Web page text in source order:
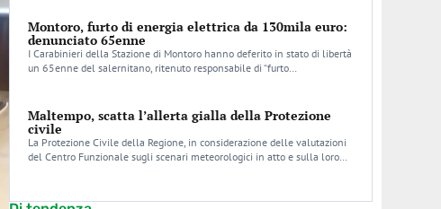
Montoro, furto di energia elettrica da 130mila euro:
denunciato 65enne
I Carabinieri della Stazione di Montoro hanno deferito in stato di libertà
un 65enne del salernitano, ritenuto responsabile di “furto…
Maltempo, scatta l’allerta gialla della Protezione
civile
La Protezione Civile della Regione, in considerazione delle valutazioni
del Centro Funzionale sugli scenari meteorologici in atto e sulla loro…